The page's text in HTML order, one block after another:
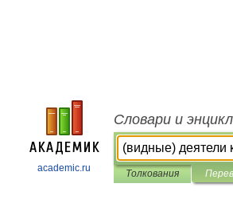
academic.ru
Словари и
Толкования